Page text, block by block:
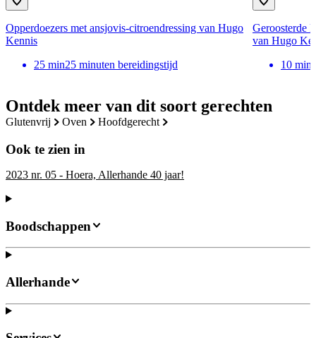
Ontdek meer van dit soort gerechten
glutenvrij oven hoofdgerecht
Ook te zien in
2023 nr. 05 - Hoera, Allerhande 40 jaar!
Opperdoezers met ansjovis-citroendressing van Hugo
Kennis
25 min25 minuten bereidingstijd
Geroosterde
van Hugo
10 min
Boodschappen
Allerhande